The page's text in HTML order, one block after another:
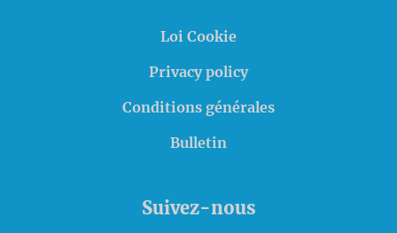
Loi Cookie
Privacy policy
Conditions générales
Bulletin
Suivez-nous